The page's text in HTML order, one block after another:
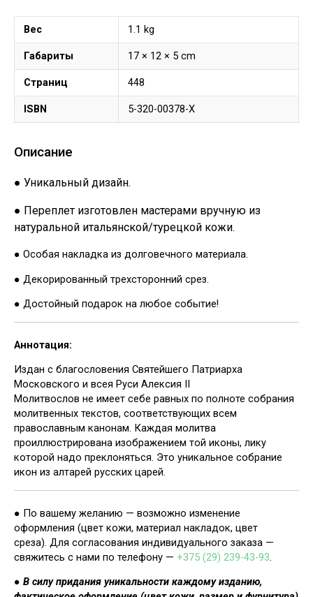
Вес 1.1 kg
Габариты 17 × 12 × 5 cm
Страниц 448
ISBN 5-320-00378-X
Описание
● Уникальный дизайн.
● Переплет изготовлен мастерами вручную из
натуральной итальянской/турецкой кожи.
● Особая накладка из долговечного материала.
● Декорированный трехсторонний срез.
● Достойный подарок на любое событие!
Аннотация:
Издан с благословения Святейшего Патриарха
Московского и всея Руси Алексия II
Молитвослов не имеет себе равных по полноте собрания
молитвенных текстов, соответствующих всем
православным канонам. Каждая молитва
проиллюстрирована изображением той иконы, лику
которой надо преклоняться. Это уникальное собрание
икон из алтарей русских царей.
● По вашему желанию — возможно изменение
оформления (цвет кожи, материал накладок, цвет
среза). Для согласования индивидуального заказа —
свяжитесь с нами по телефону — +375 (29) 239-43-93
● В силу придания уникальности каждому изданию,